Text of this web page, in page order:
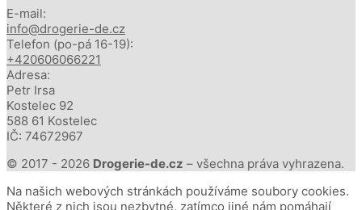
E-mail:
info@drogerie-de.cz
Telefon (po-pá 16-19):
+420606066221
Adresa:
Petr Irsa
Kostelec 92
588 61 Kostelec
IČ: 74672967
© 2017 - 2026 Drogerie-de.cz – všechna práva vyhrazena.
Na našich webových stránkách používáme soubory cookies.
Některé z nich jsou nezbytné, zatímco jiné nám pomáhají